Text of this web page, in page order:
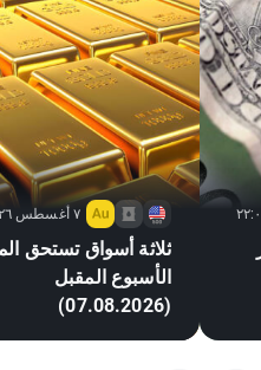
٧ أغسطس ٢٠٢٦, ٢١:٠٥
ثلاثة أسواق تستحق
الأسبوع المقبل
(07.08.2026)